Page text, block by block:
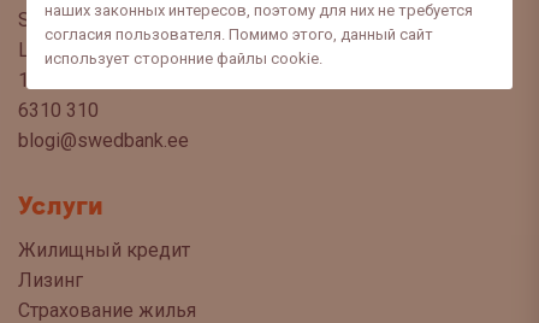
наших законных интересов, поэтому для них не требуется
согласия пользователя. Помимо этого, данный сайт
использует сторонние файлы cookie.
Swedbank AS
Liivalaia 34
15040 Tallinn, Estonia
6310 310
blogi@swedbank.ee
Услуги
Жилищный кредит
Лизинг
Страхование жилья